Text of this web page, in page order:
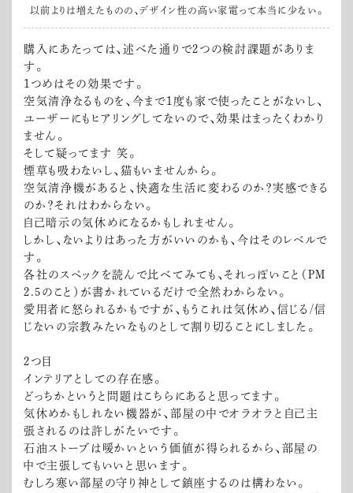
以前よりは増えたものの、デザイン性の高い家電って本当に少ない。
購入にあたっては、述べた通りで2つの検討課題がありま
す。
１つめはその効果です。
空気清浄なるものを、今まで1度も家で使ったことがないし、
ユーザーにもヒアリングしてないので、効果はまったくわかり
ません。
そして疑ってます 笑。
煙草も吸わないし、猫もいませんから。
空気清浄機があると、快適な生活に変わるのか？実感できる
のか？それはわからない。
自己暗示の気休めになるかもしれません。
しかし、ないよりはあった方がいいのかも、今はそのレベルで
す。
各社のスペックを読んで比べてみても、それっぽいこと（PM
2.5のこと）が書かれているだけで全然わからない。
愛用者に怒られるかもですが、もうこれは気休め、信じる/信
じないの宗教みたいなものとして割り切ることにしました。
2つ目
インテリアとしての存在感。
どっちかというと問題はこちらにあると思ってます。
気休めかもしれない機器が、部屋の中でオラオラと自己主
張されるのは許しがたいです。
石油ストーブは暖かいという価値が得られるから、部屋の
中で主張してもいいと思います。
むしろ寒い部屋の守り神として鎮座するのは構わない。